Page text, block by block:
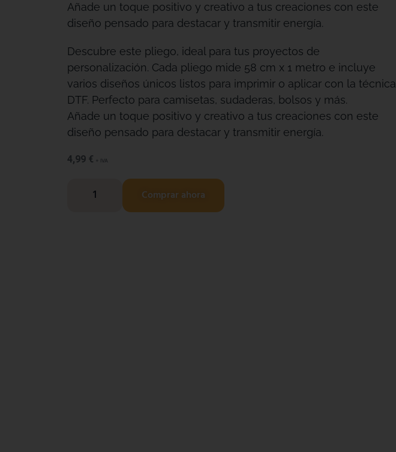
Añade un toque positivo y creativo a tus creaciones con este
diseño pensado para destacar y transmitir energía.
Descubre este pliego, ideal para tus proyectos de
personalización. Cada pliego mide 58 cm x 1 metro e incluye
varios diseños únicos listos para imprimir o aplicar con la técnica
DTF. Perfecto para camisetas, sudaderas, bolsos y más.
Añade un toque positivo y creativo a tus creaciones con este
diseño pensado para destacar y transmitir energía.
4,99 € + IVA
Comprar ahora